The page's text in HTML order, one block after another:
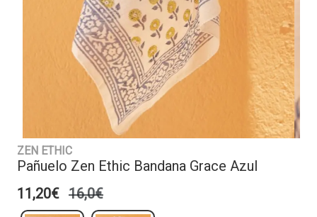
ZEN ETHIC
Pañuelo Zen Ethic Bandana Grace Azul
11,20€ 16,0€